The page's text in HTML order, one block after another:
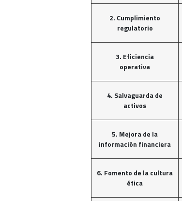
2. Cumplimiento
regulatorio
3. Eficiencia
operativa
4. Salvaguarda de
activos
5. Mejora de la
información financiera
6. Fomento de la cultura
ética